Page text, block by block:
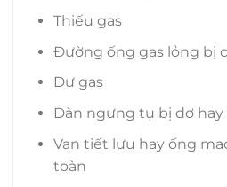
Thiếu gas
Đường ống gas lỏng bị
Dư gas
Dàn ngưng tụ bị dơ
Van tiết lưu hay ống
toàn